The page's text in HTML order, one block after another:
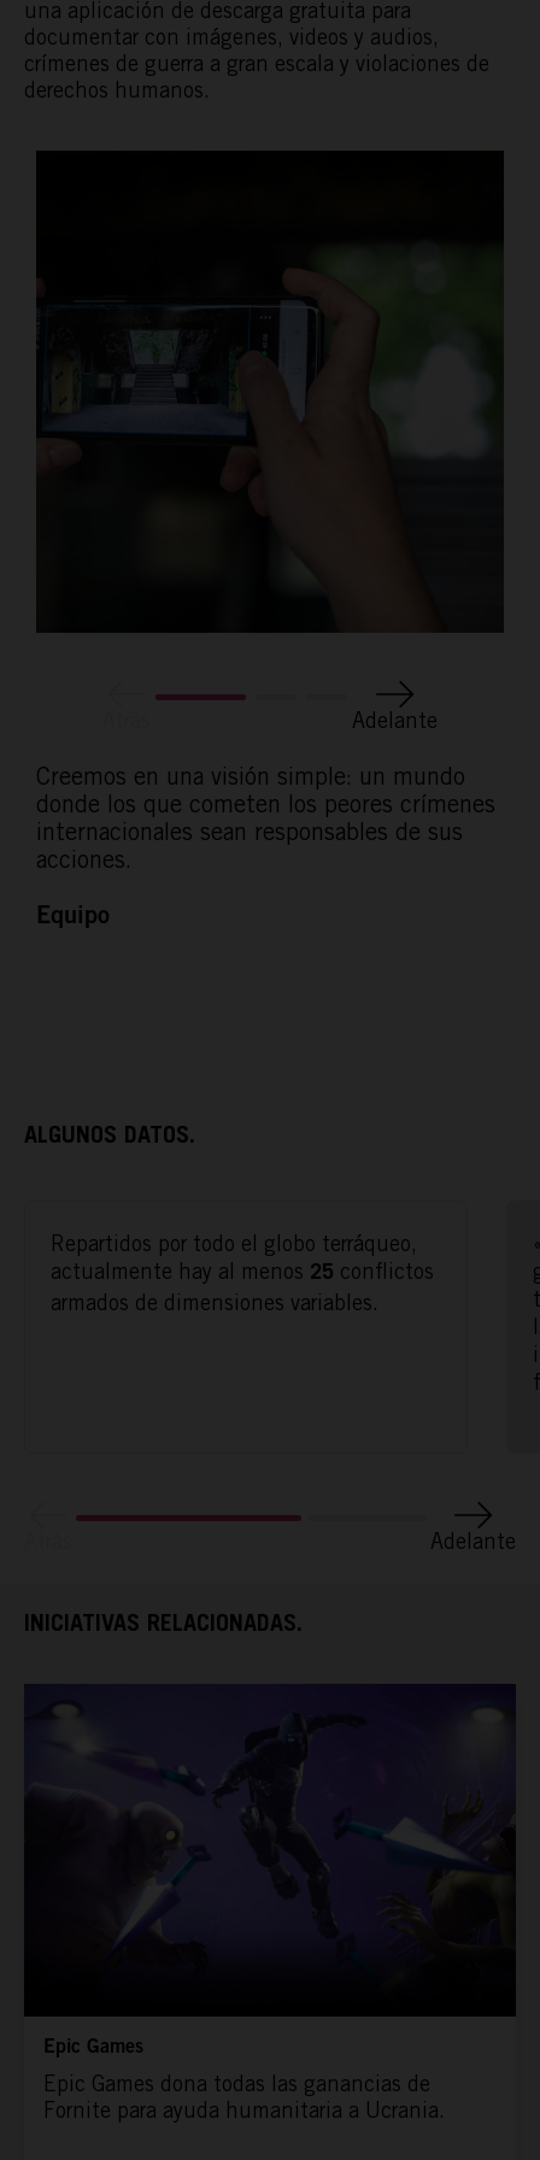
CONÓCENOS
una aplicación de descarga gratuita para
documentar con imágenes, videos y audios,
crímenes de guerra a gran escala y violaciones de
derechos humanos.
Adelante
Creemos en una visión simple: un mundo
donde los que cometen los peores crímenes
internacionales sean responsables de sus
acciones.
Equipo
ALGUNOS DATOS.
Repartidos por todo el globo terráqueo,
actualmente hay al menos 25 conflictos
armados de dimensiones variables.
Adelante
INICIATIVAS RELACIONADAS.
Epic Games
Epic Games dona todas las ganancias de
Fornite para ayuda humanitaria a Ucrania.